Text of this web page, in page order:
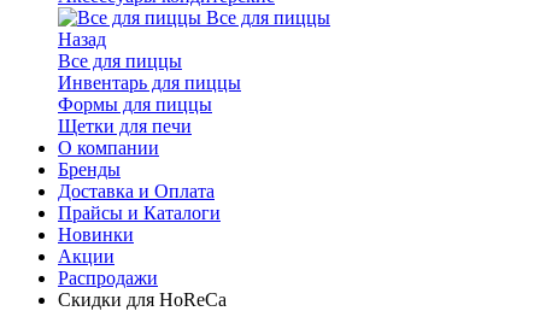
Все для пиццы
Назад
Все для пиццы
Инвентарь для пиццы
Формы для пиццы
Щетки для печи
О компании
Бренды
Доставка и Оплата
Прайсы и Каталоги
Новинки
Акции
Распродажи
Скидки для HoReCa